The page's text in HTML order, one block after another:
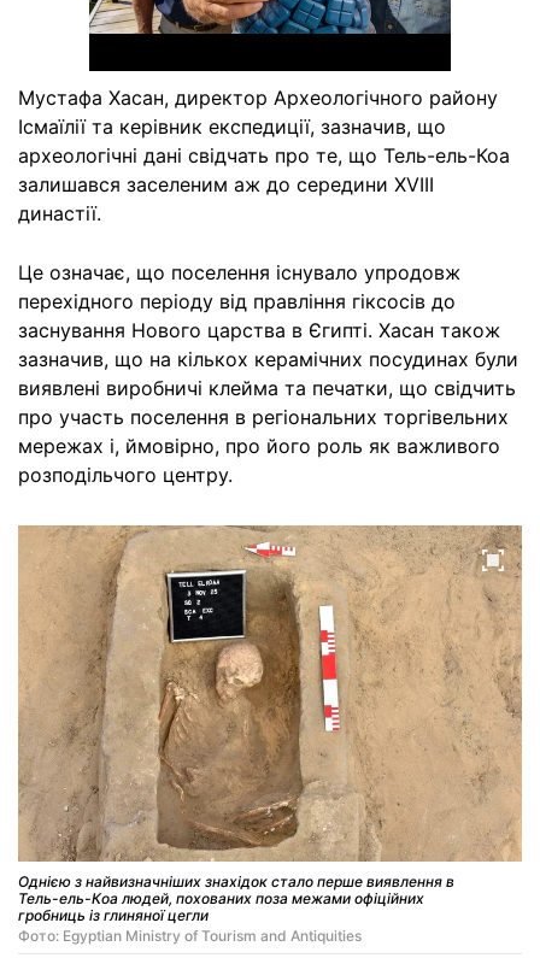
Мустафа Хасан, директор Археологічного району
Ісмаїлії та керівник експедиції, зазначив, що
археологічні дані свідчать про те, що Тель-ель-Коа
залишався заселеним аж до середини XVIII
династії.
Це означає, що поселення існувало упродовж
перехідного періоду від правління гіксосів до
заснування Нового царства в Єгипті. Хасан також
зазначив, що на кількох керамічних посудинах були
виявлені виробничі клейма та печатки, що свідчить
про участь поселення в регіональних торгівельних
мережах і, ймовірно, про його роль як важливого
розподільчого центру.
Однією з найвизначніших знахідок стало перше виявлення в
Тель-ель-Коа людей, похованих поза межами офіційних
гробниць із глиняної цегли
Фото: Egyptian Ministry of Tourism and Antiquities